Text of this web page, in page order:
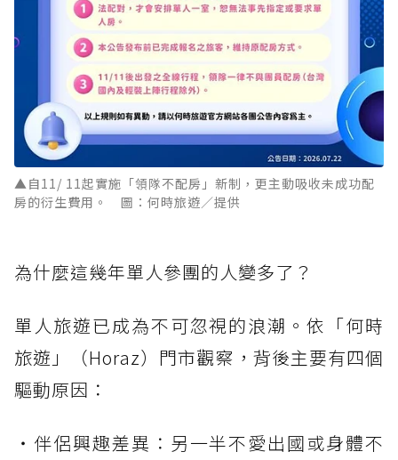
▲自11/ 11起實施「領隊不配房」新制，更主動吸收未成功配
房的衍生費用。 圖：何時旅遊／提供
為什麼這幾年單人參團的人變多了？
單人旅遊已成為不可忽視的浪潮。依「何時
旅遊」（Horaz）門市觀察，背後主要有四個
驅動原因：
・伴侶興趣差異：另一半不愛出國或身體不